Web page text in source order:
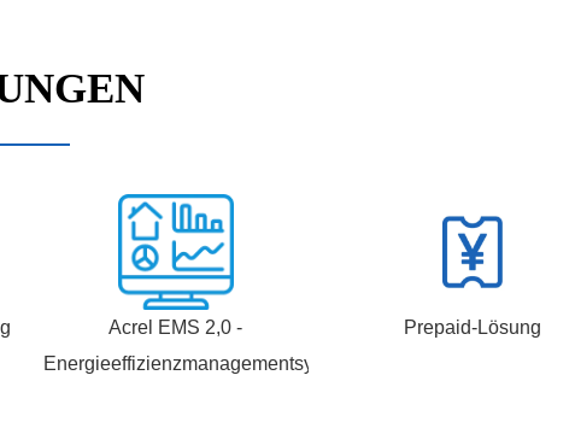
Acrel EMS 2,0 -
Energieeffizienzmanagementsystem
Prepaid-Lösung